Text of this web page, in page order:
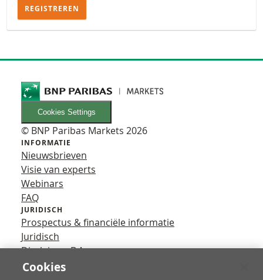
REGISTREREN
Cookies Settings
© BNP Paribas Markets 2026
INFORMATIE
Nieuwsbrieven
Visie van experts
Webinars
FAQ
JURIDISCH
Prospectus & financiële informatie
Juridisch
Disclaimer B.A.
Privacy
Cookies